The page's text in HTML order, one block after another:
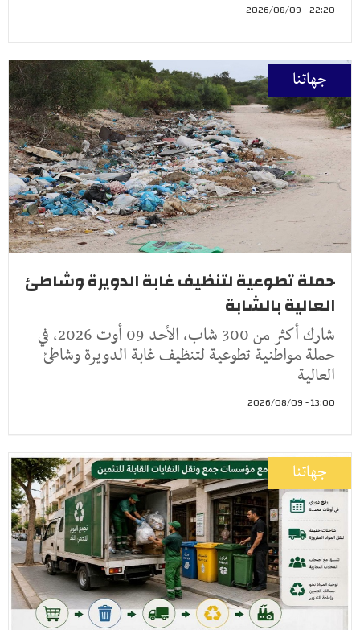
22:20 - 2026/08/09
جهاتنا
حملة تطوعية لتنظيف غابة الدويرة وشاطئ
العالية بالشابة
شارك أكثر من 300 شاب، الأحد 09 أوت 2026، في
حملة مواطنية تطوعية لتنظيف غابة الدويرة وشاطئ
العالية
13:00 - 2026/08/09
جهاتنا